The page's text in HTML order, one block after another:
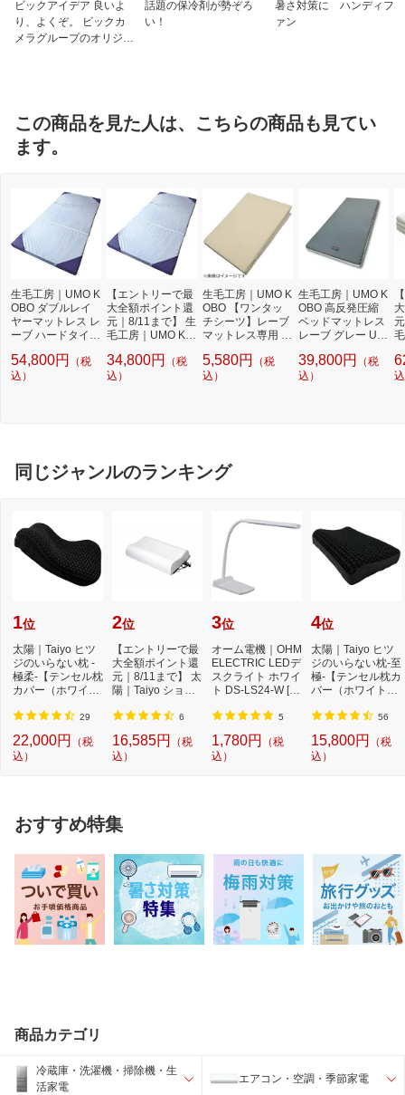
ビックアイデア 良いよ
り、よくぞ。 ビックカ
メラグループのオリジナ
話題の保冷剤が勢ぞろ
い！
暑さ対策に ハンディフ
ァン
この商品を見た人は、こちらの商品も見てい
ます。
生毛工房｜UMO K
OBO ダブルレイ
ヤーマットレス レ
ーブ ハードタイプ
M-B57-HD [ダブル
サイズ]
54,800円
（税
込）
【エントリーで最
大全額ポイント還
元｜8/11まで】 生
毛工房｜UMO KO
ーマットレス レー
ブ ハードタイプ
34,800円
（税
込）
生毛工房｜UMO K
OBO 【ワンタッ
チシーツ】レーブ
マットレス専用 吸
ルサイズ（140×1
97×8cm/ベージ
5,580円
（税
込）
生毛工房｜UMO K
OBO 高反発圧縮
ベッドマットレス
レーブ グレー UM
サイズ]
39,800円
（税
込）
同じジャンルのランキング
1位
太陽｜Taiyo ヒツ
ジのいらない枕 -
極柔-【テンセル枕
カバー（ホワイ
29
22,000円
（税
込）
2位
【エントリーで最
大全額ポイント還
元｜8/11まで】 太
陽｜Taiyo ショー
6
16,585円
（税
込）
3位
オーム電機｜OHM
ELECTRIC LEDデ
スクライト ホワイ
ト DS-LS24-W [L
24...
5
1,780円
（税
込）
4位
太陽｜Taiyo ヒツ
ジのいらない枕-至
極-【テンセル枕カ
バー（ホワイト）
56
15,800円
（税
込）
おすすめ特集
商品カテゴリ
冷蔵庫・洗濯機・掃除機・生
活家電
エアコン・空調・季節家電